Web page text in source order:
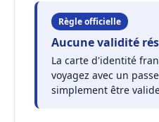
Règle officielle
Aucune validité
La carte d'identité
voyagez avec un
simplement être